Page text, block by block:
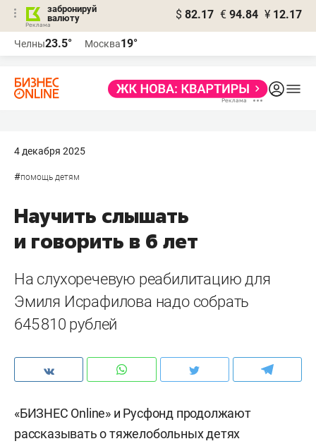
забронируй
валюту
$ 82.17 € 94.84 ¥ 12.17
Челны23.5° Москва19°
4 декабря 2025
#помощь детям
Научить слышать
и говорить в 6 лет
На слухоречевую реабилитацию для
Эмиля Исрафилова надо собрать
645 810 рублей
«БИЗНЕС Online» и Русфонд продолжают
рассказывать о тяжелобольных детях